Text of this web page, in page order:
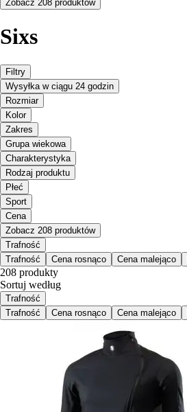
Zobacz 208 produktów
Sixs
Filtry
Wysyłka w ciągu 24 godzin
Rozmiar
Kolor
Zakres
Grupa wiekowa
Charakterystyka
Rodzaj produktu
Płeć
Sport
Cena
Zobacz 208 produktów
Trafność
Trafność
Cena rosnąco Cena malejąco
208 produkty
Sortuj według
Trafność
Trafność
Cena rosnąco Cena malejąco